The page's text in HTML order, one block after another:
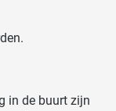
in de buurt zijn